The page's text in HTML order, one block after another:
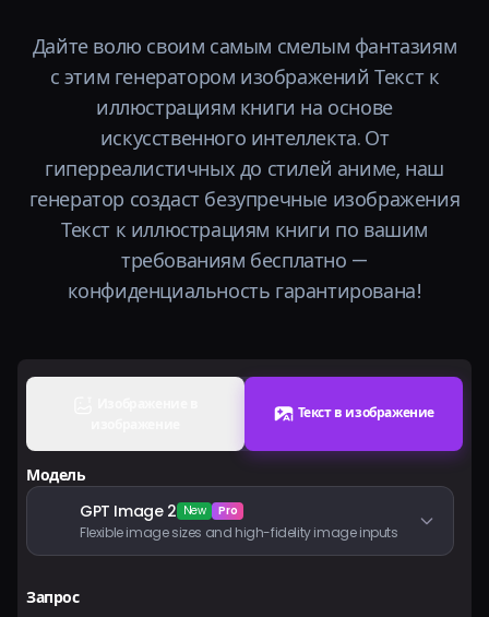
Войти
Дайте волю своим самым смелым фантазиям
с этим генератором изображений Текст к
иллюстрациям книги на основе
искусственного интеллекта. От
гиперреалистичных до стилей аниме, наш
генератор создаст безупречные изображения
Текст к иллюстрациям книги по вашим
требованиям бесплатно —
конфиденциальность гарантирована!
Текст в изображение
Модель
GPT Image 2 New Pro
Flexible image sizes and high-fidelity image inputs
Запрос